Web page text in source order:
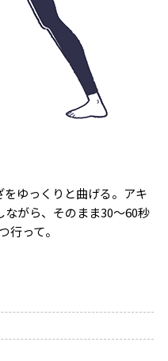
ゆっくりと曲げる。アキ
がら、そのまま30〜60秒
行って。